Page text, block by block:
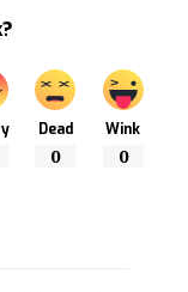
Dead
0
Wink
0